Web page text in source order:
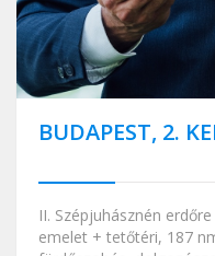
BUDAPEST, 2.
II. Szépjuhásznén
emelet + tetőtéri, 187